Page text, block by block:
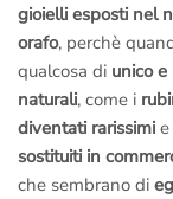
gioielli esposti nel
orafo, perchè
qualcosa di unico
naturali, come i
diventati rarissimi
sostituiti in
che sembrano di